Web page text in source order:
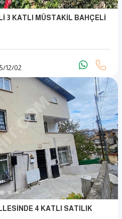
3 KATLI MÜSTAKİL BAHÇELİ
/12/02
4 KATLI SATILIK